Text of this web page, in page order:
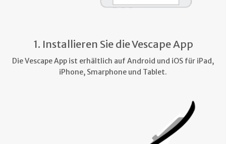
1. Installieren Sie die Vescape App
Die Vescape App ist erhältlich auf Android und iOS für iPad,
iPhone, Smarphone und Tablet.